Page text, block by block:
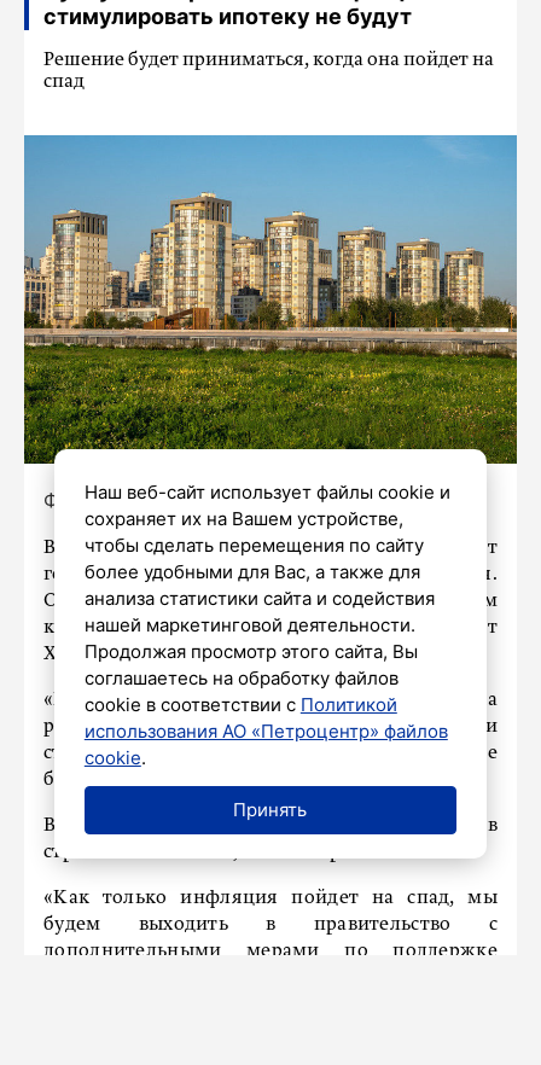
стимулировать ипотеку не будут
Решение будет приниматься, когда она пойдет на
спад
Фото: Олег Золото/«Петербургский дневник»
В России не будут развивать ипотеку за счет
господдержки, пока инфляция не охладится.
Об этом на XXV Международном жилищном
конгрессе заявил вице-премьер РФ Марат
Хуснуллин.
«Пока инфляция не охладится, ипотека
развиваться, дополнительными мерами
стимулироваться со стороны государства не
будет», – сказал он.
Вице-премьер также отметил, что инфляция в
строительстве выше, чем по стране.
«Как только инфляция пойдет на спад, мы
будем выходить в правительство с
дополнительными мерами по поддержке
Наш веб-сайт использует файлы cookie и
сохраняет их на Вашем устройстве,
чтобы сделать перемещения по сайту
более удобными для Вас, а также для
анализа статистики сайта и содействия
нашей маркетинговой деятельности.
Продолжая просмотр этого сайта, Вы
соглашаетесь на обработку файлов
cookie в соответствии с Политикой
использования АО «Петроцентр» файлов
cookie.
Принять